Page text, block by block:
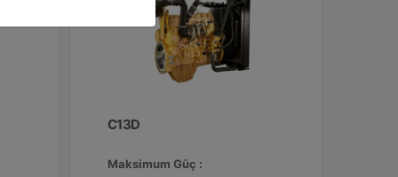
C13D
Maksimum Güç :